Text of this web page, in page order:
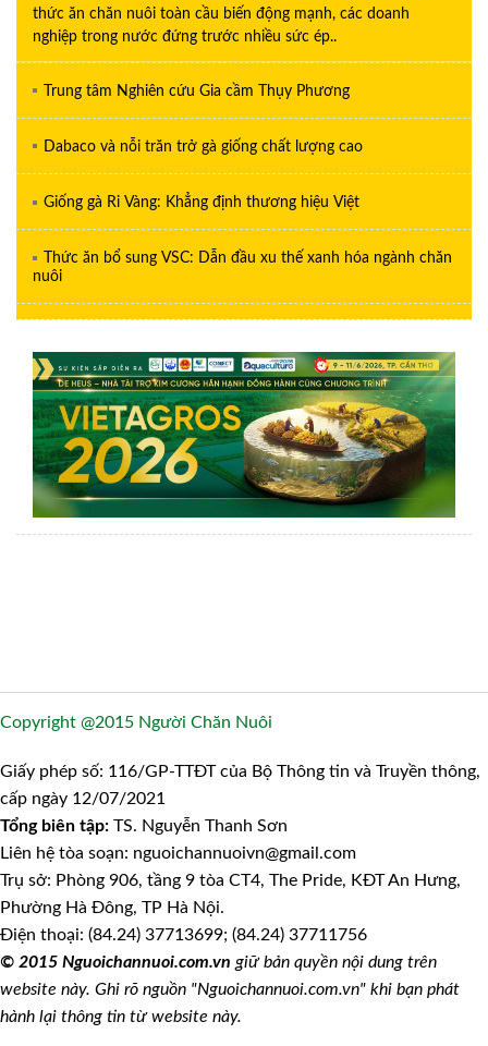
thức ăn chăn nuôi toàn cầu biến động mạnh, các doanh
nghiệp trong nước đứng trước nhiều sức ép..
Trung tâm Nghiên cứu Gia cầm Thụy Phương
Dabaco và nỗi trăn trở gà giống chất lượng cao
Giống gà Ri Vàng: Khẳng định thương hiệu Việt
Thức ăn bổ sung VSC: Dẫn đầu xu thế xanh hóa ngành chăn
nuôi
Copyright @2015 Người Chăn Nuôi
Giấy phép số: 116/GP-TTĐT của Bộ Thông tin và Truyền thông,
cấp ngày 12/07/2021
Tổng biên tập: TS. Nguyễn Thanh Sơn
Liên hệ tòa soạn: nguoichannuoivn@gmail.com
Trụ sở: Phòng 906, tầng 9 tòa CT4, The Pride, KĐT An Hưng,
Phường Hà Đông, TP Hà Nội.
Điện thoại: (84.24) 37713699; (84.24) 37711756
© 2015 Nguoichannuoi.com.vn giữ bản quyền nội dung trên
website này. Ghi rõ nguồn "Nguoichannuoi.com.vn" khi bạn phát
hành lại thông tin từ website này.